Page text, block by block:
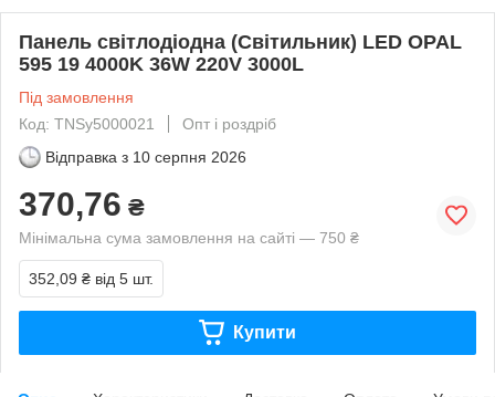
Панель світлодіодна (Світильник) LED OPAL
595 19 4000K 36W 220V 3000L
Під замовлення
Код: TNSy5000021
Опт і роздріб
Відправка з 10 серпня 2026
370,76 ₴
Мінімальна сума замовлення на сайті — 750 ₴
352,09 ₴ від 5 шт.
Купити